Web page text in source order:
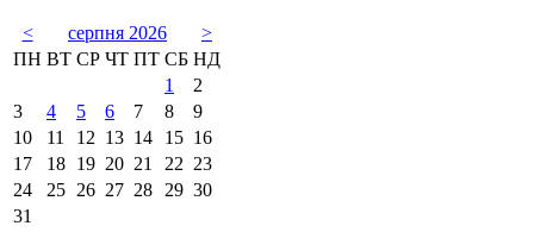
< серпня 2026
>
ПН ВТ СР ЧТ ПТ СБ НД
1
2
3
4 5 6 7 8
9
10
11 12 13 14 15 16
17
18 19 20 21 22 23
24
25 26 27 28 29 30
31